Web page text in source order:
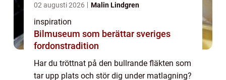
02 augusti 2026 Malin Lindgren
inspiration
Bilmuseum som berättar sveriges
fordonstradition
Har du tröttnat på den bullrande fläkten som
tar upp plats och stör dig under matlagning?